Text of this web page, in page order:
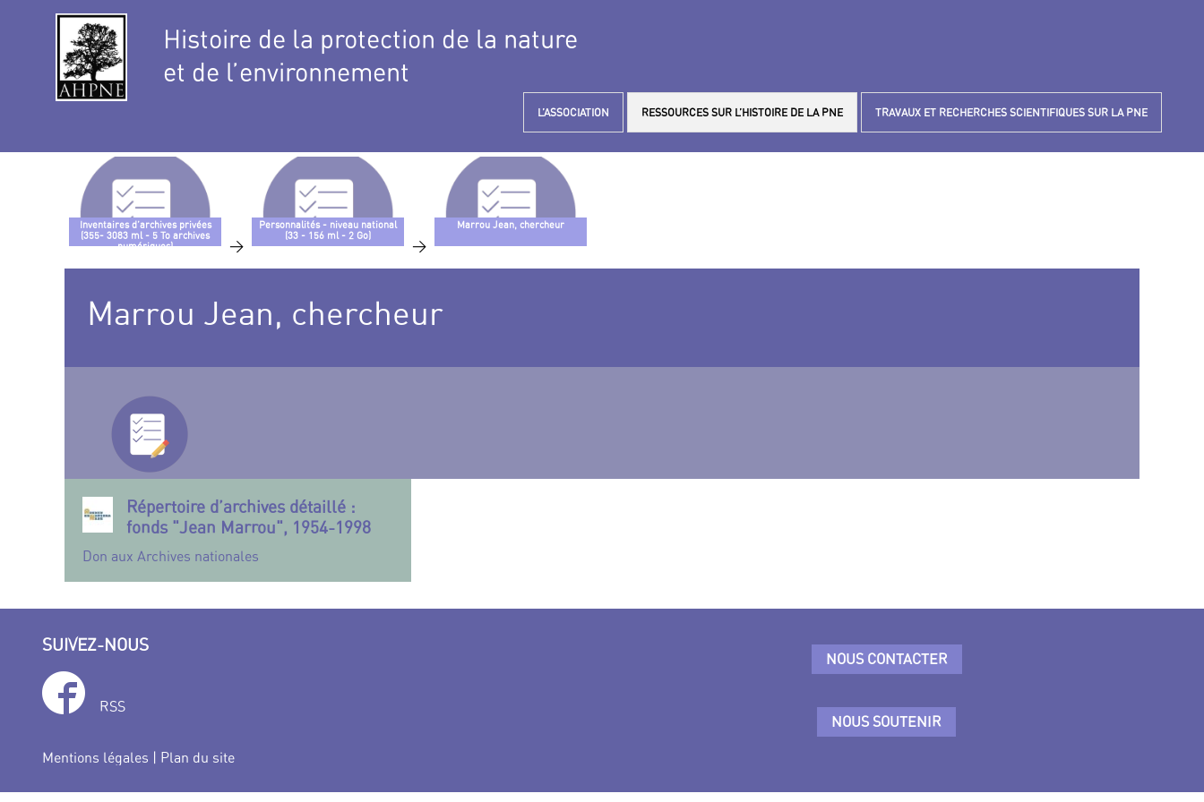
Histoire de la protection de la nature
et de l’environnement
L’ASSOCIATION RESSOURCES SUR L’HISTOIRE DE LA PNE TRAVAUX ET RECHERCHES SCIENTIFIQUES SUR LA PNE
Inventaires d’archives privées
(355- 3083 ml - 5 To archives
numériques)
>
Personnalités - niveau national
(33 - 156 ml - 2 Go)
>
Marrou Jean, chercheur
Marrou Jean, chercheur
Répertoire d’archives détaillé :
fonds "Jean Marrou", 1954-1998
Don aux Archives nationales
SUIVEZ-NOUS
RSS
Mentions légales | Plan du site
NOUS CONTACTER
NOUS SOUTENIR